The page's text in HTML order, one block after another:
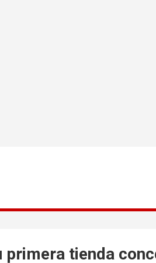
primera tienda